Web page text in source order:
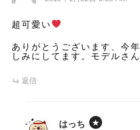
超可愛い
ありがとうございます、今
しみにしてます。モデルさ
返信
はっち